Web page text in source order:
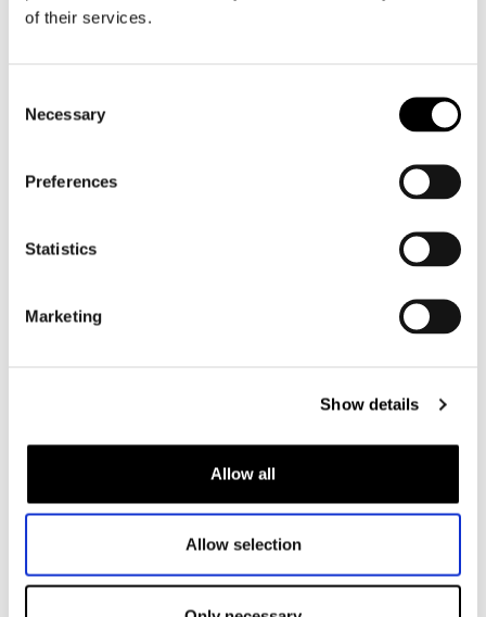
of their services.
Selection
Necessary
Preferences
Statistics
Marketing
Show details
Allow all
Allow selection
Motorhandschoenen heren
Motorschoenen heren
Motorjas dames
Motor leggings dames
Motorhelm dames